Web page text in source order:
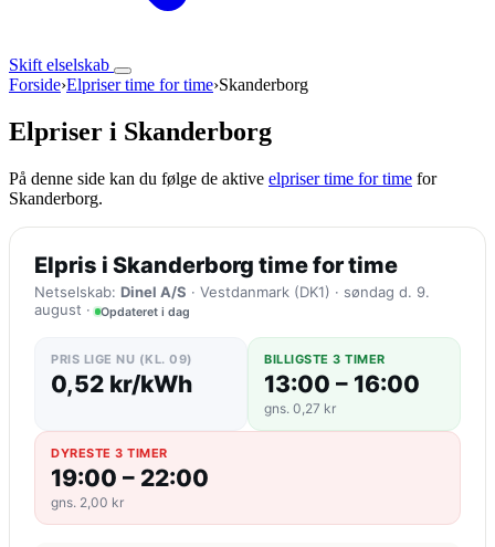
Skift elselskab
Forside›Elpriser time for time›Skanderborg
Elpriser i Skanderborg
På denne side kan du følge de aktive elpriser time for time for
Skanderborg.
Elpris i Skanderborg time for time
Netselskab: Dinel A/S · Vestdanmark (DK1) · søndag d. 9.
august · Opdateret i dag
PRIS LIGE NU (KL. 09)
0,52 kr/kWh
BILLIGSTE 3 TIMER
13:00 – 16:00
gns. 0,27 kr
DYRESTE 3 TIMER
19:00 – 22:00
gns. 2,00 kr